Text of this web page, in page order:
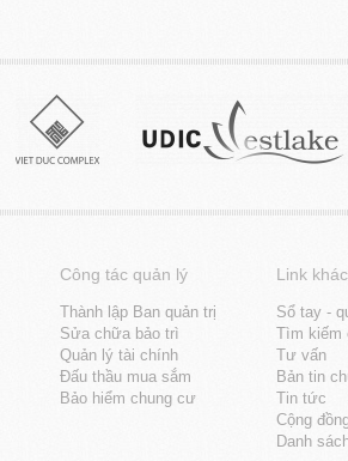
Công tác quản lý
Thành lập Ban quản trị
Sửa chữa bảo trì
Quản lý tài chính
Đấu thầu mua sắm
Bảo hiểm chung cư
Link khác
Sổ tay -
Tìm kiếm
Tư vấn
Bản tin
Tin tức
Cộng
Danh